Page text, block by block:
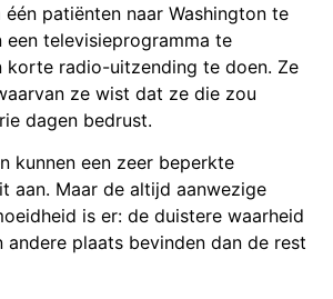
patiënten naar Washington te
een televisieprogramma te
korte radio-uitzending te doen. Ze
ze wist dat ze die zou
dagen bedrust.
kunnen een zeer beperkte
aan. Maar de altijd aanwezige
is er: de duistere waarheid
plaats bevinden dan de rest